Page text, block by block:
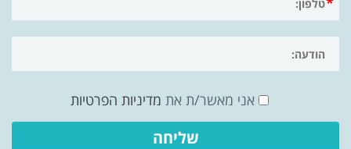
אני מאשר/ת את מדיניות הפרטיות